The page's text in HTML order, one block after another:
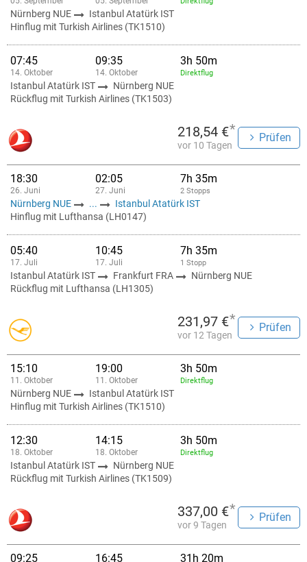
Nürnberg NUE
Istanbul Atatürk IST
Hinflug mit Turkish Airlines (TK1510)
07:45
14. Oktober
09:35
14. Oktober
3h 50m
Direktflug
Istanbul Atatürk IST
Nürnberg NUE
Rückflug mit Turkish Airlines (TK1503)
218,54 €*
vor 10 Tagen
Prüfen
18:30
26. Juni
02:05
27. Juni
7h 35m
2 Stopps
Nürnberg NUE ...
Istanbul Atatürk IST
Hinflug mit Lufthansa (LH0147)
05:40
17. Juli
10:45
17. Juli
7h 35m
1 Stopp
Istanbul Atatürk IST Frankfurt FRA
Nürnberg NUE
Rückflug mit Lufthansa (LH1305)
231,97 €*
vor 12 Tagen
Prüfen
15:10
11. Oktober
19:00
11. Oktober
3h 50m
Direktflug
Nürnberg NUE
Istanbul Atatürk IST
Hinflug mit Turkish Airlines (TK1510)
12:30
18. Oktober
14:15
18. Oktober
3h 50m
Direktflug
Istanbul Atatürk IST
Nürnberg NUE
Rückflug mit Turkish Airlines (TK1509)
337,00 €*
vor 9 Tagen
Prüfen
09:25 16:45 31h 20m